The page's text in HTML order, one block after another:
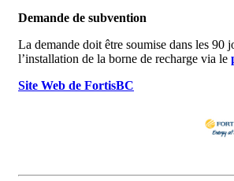
Demande de subvention
La demande doit être soumise dans les 90
l’installation de la borne de recharge via le
Site Web de FortisBC